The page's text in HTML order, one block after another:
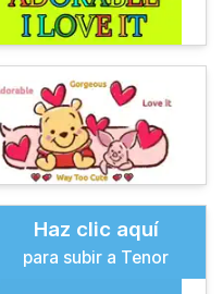
Haz clic aquí
para subir a Tenor